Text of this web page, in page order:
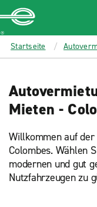
MAIN
CONTENT
Enterprise
Startseite
Mieten -
Willkommen auf
Colombes. Wählen
modernen und gut
Nutzfahrzeugen zu